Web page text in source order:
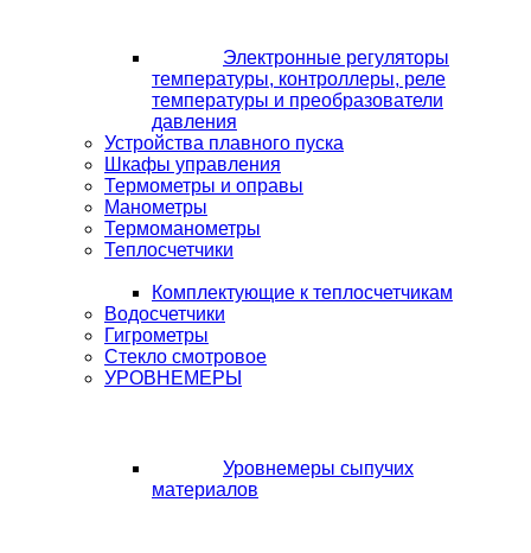
Электронные регуляторы
температуры, контроллеры, реле
температуры и преобразователи
давления
Устройства плавного пуска
Шкафы управления
Термометры и оправы
Манометры
Термоманометры
Теплосчетчики
Комплектующие к теплосчетчикам
Водосчетчики
Гигрометры
Стекло смотровое
УРОВНЕМЕРЫ
Уровнемеры сыпучих
материалов